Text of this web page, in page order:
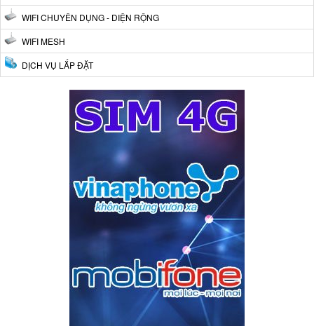
WIFI CHUYÊN DỤNG - DIỆN RỘNG
WIFI MESH
DỊCH VỤ LẮP ĐẶT